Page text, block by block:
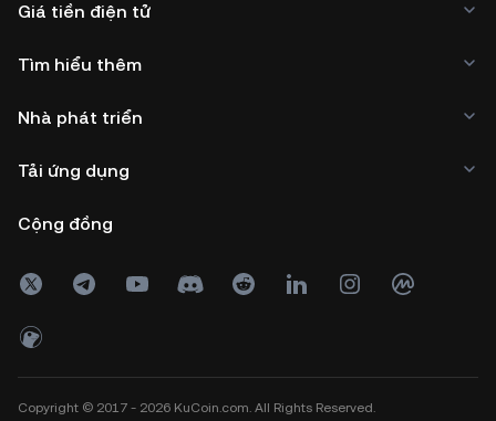
Giá tiền điện tử
Tìm hiểu thêm
Nhà phát triển
Tải ứng dụng
Cộng đồng
Copyright © 2017 - 2026 KuCoin.com. All Rights Reserved.